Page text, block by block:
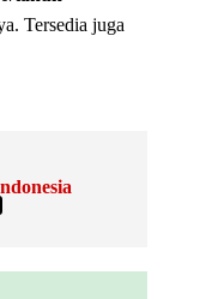
Tersedia juga